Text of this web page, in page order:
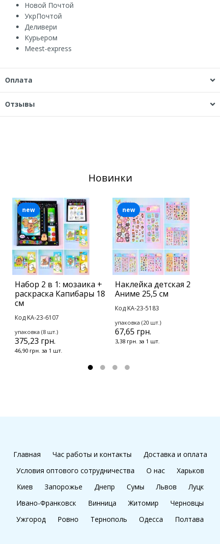
Новой Почтой
УкрПочтой
Деливери
Курьером
Мeest-express
Оплата
Отзывы
Новинки
Набор 2 в 1: мозаика +
раскраска Капибары 18
см
Код KA-23-6107
упаковка (8 шт.)
375,23 грн.
46,90 грн. за 1 шт.
new
Наклейка детская 2
Аниме 25,5 см
Код KA-23-5183
упаковка (20 шт.)
67,65 грн.
3,38 грн. за 1 шт.
new
Главная Час работы и контакты
Доставка и оплата
Условия оптового сотрудничества
О нас
Харьков
Киев
Запорожье Днепр Сумы Львов
Луцк
Ивано-Франковск
Винница Житомир
Черновцы
Ужгород
Ровно Тернополь Одесса Полтава